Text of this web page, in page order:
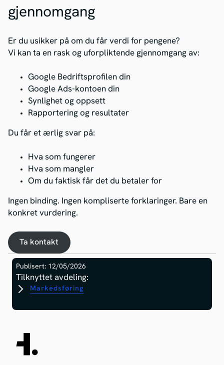
Publisert: 12/05/2026
Tilknyttet avdeling:
Markedsføring
gjennomgang
Er du usikker på om du får verdi for pengene?
Vi kan ta en rask og uforpliktende gjennomgang av:
Google Bedriftsprofilen din
Google Ads-kontoen din
Synlighet og oppsett
Rapportering og resultater
Du får et ærlig svar på:
Hva som fungerer
Hva som mangler
Om du faktisk får det du betaler for
Ingen binding. Ingen kompliserte forklaringer. Bare en
konkret vurdering.
Ta kontakt